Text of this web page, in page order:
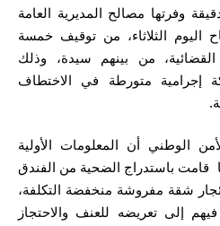
وفرتها مصالح المديرية العامة
اليوم الثلاثاء، من توقيف خمسة
من بينهم سيدة، وذلك
إجرامية متورطة في الاختطاف
الوطني أن المعلومات الأولية
قامت باستدراج الضحية من الفندق
شقة مفروشة منخفضة التكلفة،
إلى تعريضه للعنف والاحتجاز